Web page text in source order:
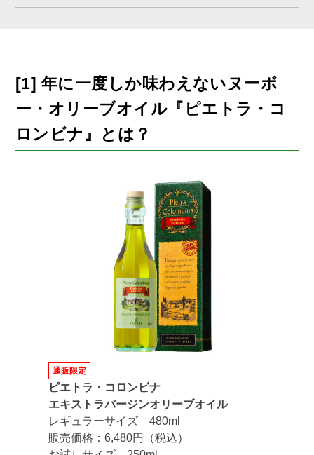
[1] 年に一度しか味わえないヌーボ
ー・オリーブオイル 『ピエトラ・コ
ロンビナ』とは？
通販限定
ピエトラ・コロンビナ
エキストラバージンオリーブオイル
レギュラーサイズ 480ml
販売価格：6,480円（税込）